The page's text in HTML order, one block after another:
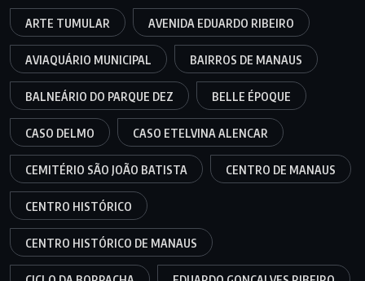
ARTE TUMULAR AVENIDA EDUARDO RIBEIRO
AVIAQUÁRIO MUNICIPAL BAIRROS DE MANAUS
BALNEÁRIO DO PARQUE DEZ BELLE ÉPOQUE
CASO DELMO CASO ETELVINA ALENCAR
CEMITÉRIO SÃO JOÃO BATISTA CENTRO DE MANAUS
CENTRO HISTÓRICO
CENTRO HISTÓRICO DE MANAUS